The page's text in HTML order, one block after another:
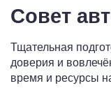
Совет
Тщательная
доверия и
время и ресурсы